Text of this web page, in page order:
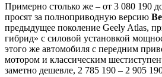
Примерно столько же – от 3 080 190
просят за полноприводную версию
предыдущее поколение Geely Atlas,
гибрид» с силовой установкой
этого же автомобиля с передним
мотором и классическим
заметно дешевле, 2 785 190 – 2 905